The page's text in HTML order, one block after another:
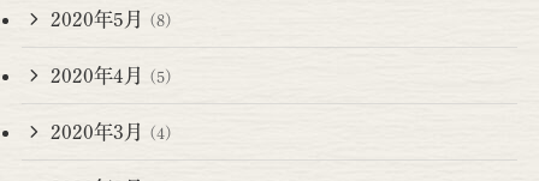
2020年5月 (8)
2020年4月 (5)
2020年3月 (4)